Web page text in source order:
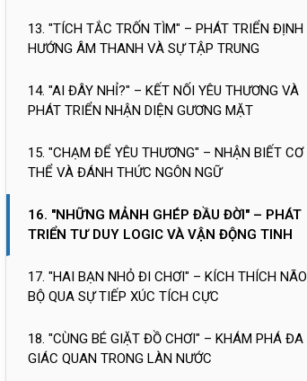
13. "TÍCH TẮC TRỐN TÌM" – PHÁT TRIỂN ĐỊNH
HƯỚNG ÂM THANH VÀ SỰ TẬP TRUNG
14. "AI ĐÂY NHỈ?" – KẾT NỐI YÊU THƯƠNG VÀ
PHÁT TRIỂN NHẬN DIỆN GƯƠNG MẶT
15. "CHẠM ĐỂ YÊU THƯƠNG" – NHẬN BIẾT CƠ
THỂ VÀ ĐÁNH THỨC NGÔN NGỮ
16. "NHỮNG MẢNH GHÉP ĐẦU ĐỜI" – PHÁT
TRIỂN TƯ DUY LOGIC VÀ VẬN ĐỘNG TINH
17. "HAI BẠN NHỎ ĐI CHƠI" – KÍCH THÍCH NÃO
BỘ QUA SỰ TIẾP XÚC TÍCH CỰC
18. "CÙNG BÉ GIẶT ĐỒ CHƠI" – KHÁM PHÁ ĐA
GIÁC QUAN TRONG LÀN NƯỚC